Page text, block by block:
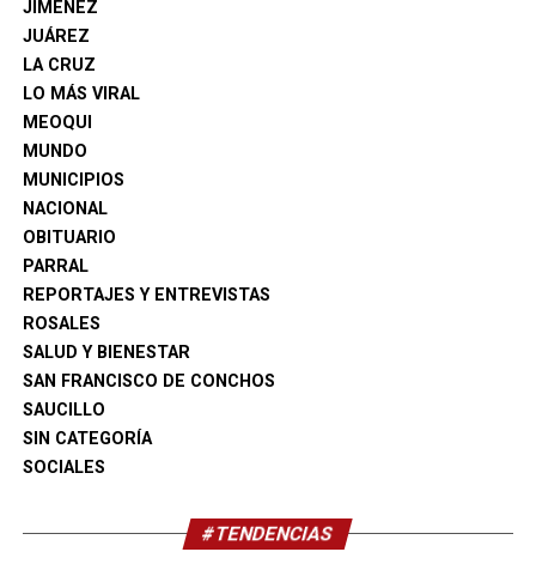
JIMÉNEZ
JUÁREZ
LA CRUZ
LO MÁS VIRAL
MEOQUI
MUNDO
MUNICIPIOS
NACIONAL
OBITUARIO
PARRAL
REPORTAJES Y ENTREVISTAS
ROSALES
SALUD Y BIENESTAR
SAN FRANCISCO DE CONCHOS
SAUCILLO
SIN CATEGORÍA
SOCIALES
#TENDENCIAS